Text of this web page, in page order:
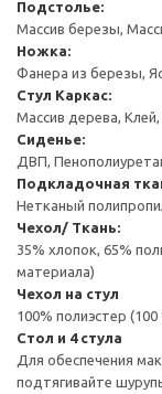
Подстолье:
Массив березы,
Ножка:
Фанера из березы,
Стул Каркас:
Массив дерева,
Сиденье:
ДВП,
Подкладочная
Нетканый
Чехол/ Ткань:
35% хлопок, 65%
материала)
Чехол на стул
100% полиэстер
Стол и 4 стула
Для обеспечения
подтягивайте